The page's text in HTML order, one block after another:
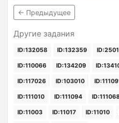
← Предыдущее
Другие задания
ID:132058 ID:132359
ID:110066 ID:134209
ID:117026 ID:103010
ID:111010 ID:111094
ID:11003 ID:11017 ID:11010